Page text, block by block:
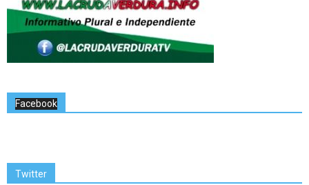
Facebook
Twitter